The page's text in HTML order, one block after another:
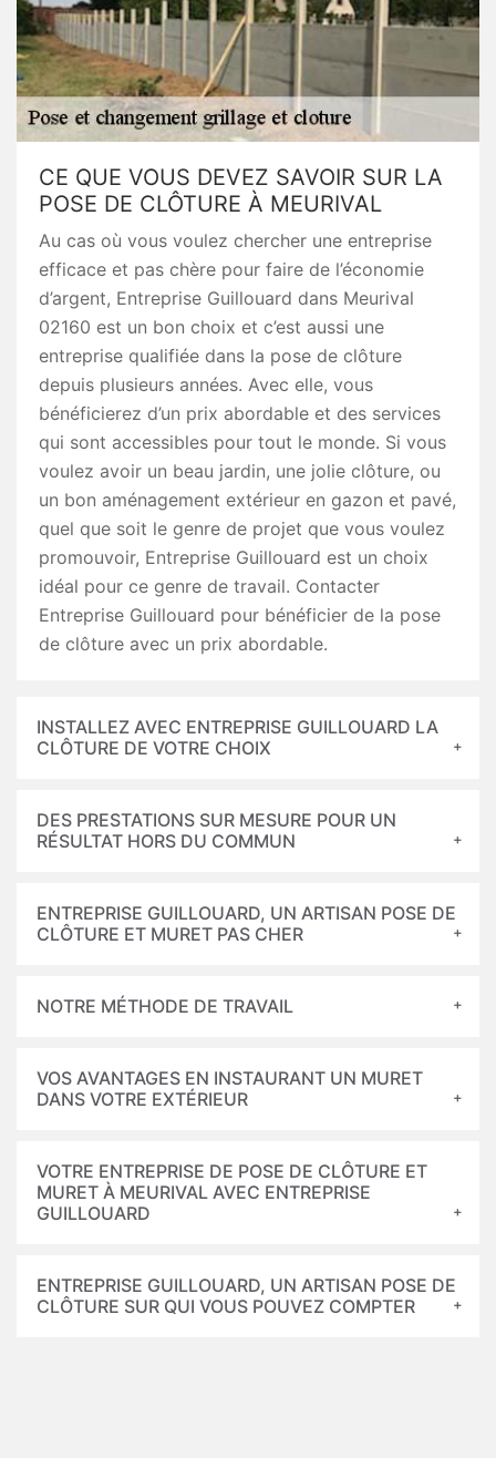
CE QUE VOUS DEVEZ SAVOIR SUR LA
POSE DE CLÔTURE À MEURIVAL
Au cas où vous voulez chercher une entreprise
efficace et pas chère pour faire de l’économie
d’argent, Entreprise Guillouard dans Meurival
02160 est un bon choix et c’est aussi une
entreprise qualifiée dans la pose de clôture
depuis plusieurs années. Avec elle, vous
bénéficierez d’un prix abordable et des services
qui sont accessibles pour tout le monde. Si vous
voulez avoir un beau jardin, une jolie clôture, ou
un bon aménagement extérieur en gazon et pavé,
quel que soit le genre de projet que vous voulez
promouvoir, Entreprise Guillouard est un choix
idéal pour ce genre de travail. Contacter
Entreprise Guillouard pour bénéficier de la pose
de clôture avec un prix abordable.
INSTALLEZ AVEC ENTREPRISE GUILLOUARD LA
CLÔTURE DE VOTRE CHOIX
DES PRESTATIONS SUR MESURE POUR UN
RÉSULTAT HORS DU COMMUN
ENTREPRISE GUILLOUARD, UN ARTISAN POSE DE
CLÔTURE ET MURET PAS CHER
NOTRE MÉTHODE DE TRAVAIL
VOS AVANTAGES EN INSTAURANT UN MURET
DANS VOTRE EXTÉRIEUR
VOTRE ENTREPRISE DE POSE DE CLÔTURE ET
MURET À MEURIVAL AVEC ENTREPRISE
GUILLOUARD
ENTREPRISE GUILLOUARD, UN ARTISAN POSE DE
CLÔTURE SUR QUI VOUS POUVEZ COMPTER